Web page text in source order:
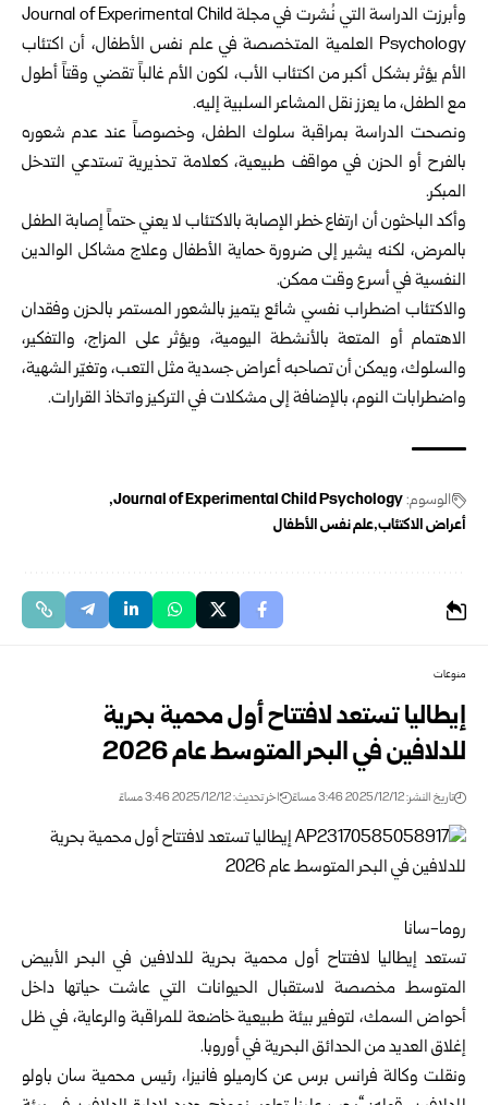
وأبرزت الدراسة التي نُشرت في مجلة Journal of Experimental Child
Psychology العلمية المتخصصة في علم نفس الأطفال، أن اكتئاب
الأم يؤثر بشكل أكبر من اكتئاب الأب، لكون الأم غالباً تقضي وقتاً أطول
مع الطفل، ما يعزز نقل المشاعر السلبية إليه.
ونصحت الدراسة بمراقبة سلوك الطفل، وخصوصاً عند عدم شعوره
بالفرح أو الحزن في مواقف طبيعية، كعلامة تحذيرية تستدعي التدخل
المبكر.
وأكد الباحثون أن ارتفاع خطر الإصابة بالاكتئاب لا يعني حتماً إصابة الطفل
بالمرض، لكنه يشير إلى ضرورة حماية الأطفال وعلاج مشاكل الوالدين
النفسية في أسرع وقت ممكن.
والاكتئاب اضطراب نفسي شائع يتميز بالشعور المستمر بالحزن وفقدان
الاهتمام أو المتعة بالأنشطة اليومية، ويؤثر على المزاج، والتفكير،
والسلوك، ويمكن أن تصاحبه أعراض جسدية مثل التعب، وتغيّر الشهية،
واضطرابات النوم، بالإضافة إلى مشكلات في التركيز واتخاذ القرارات.
الوسوم:Journal of Experimental Child Psychology
أعراض الاكتئاب علم نفس الأطفال
منوعات
إيطاليا تستعد لافتتاح أول محمية بحرية
للدلافين في البحر المتوسط عام 2026
تاريخ النشر: 2025/12/12 3:46 مساءً اخر تحديث: 2025/12/12 3:46 مساءً
روما-سانا
تستعد إيطاليا لافتتاح أول محمية بحرية للدلافين في البحر الأبيض
المتوسط مخصصة لاستقبال الحيوانات التي عاشت حياتها داخل
أحواض السمك، لتوفير بيئة طبيعية خاضعة للمراقبة والرعاية، في ظل
إغلاق العديد من الحدائق البحرية في أوروبا.
ونقلت وكالة فرانس برس عن كارميلو فانيزا، رئيس محمية سان باولو